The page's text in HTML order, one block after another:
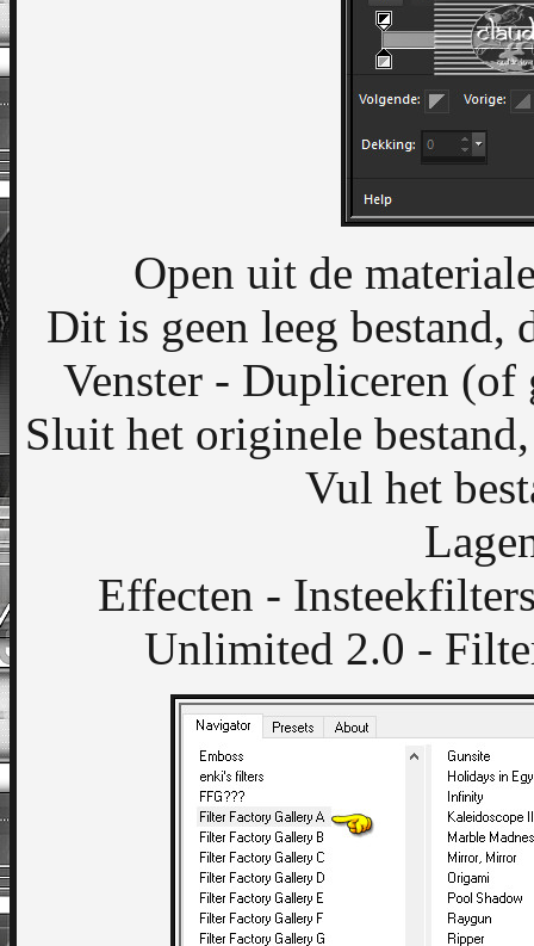
Open uit de
Dit is geen leeg bestand,
Venster - Dupliceren
Sluit het originele
Vul het
Effecten -
Unlimited 2.0 -